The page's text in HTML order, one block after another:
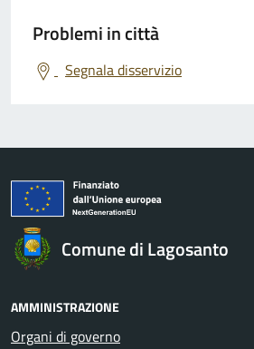
Problemi in città
Segnala disservizio
Comune di Lagosanto
AMMINISTRAZIONE
Organi di governo